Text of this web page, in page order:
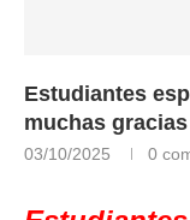
Estudiantes
muchas gracias
03/10/2025 0